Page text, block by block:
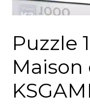
Puzzle
Maison